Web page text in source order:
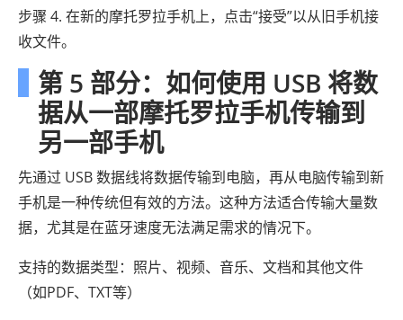
步骤 4. 在新的摩托罗拉手机上，点击“接受”以从旧手机接
收文件。
第 5 部分：如何使用 USB 将数
据从一部摩托罗拉手机传输到
另一部手机
先通过 USB 数据线将数据传输到电脑，再从电脑传输到新
手机是一种传统但有效的方法。这种方法适合传输大量数
据，尤其是在蓝牙速度无法满足需求的情况下。
支持的数据类型：照片、视频、音乐、文档和其他文件
（如PDF、TXT等）